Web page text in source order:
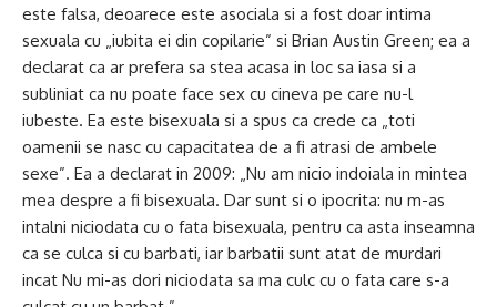
este falsa, deoarece este asociala si a fost doar intima
sexuala cu „iubita ei din copilarie” si Brian Austin Green; ea a
declarat ca ar prefera sa stea acasa in loc sa iasa si a
subliniat ca nu poate face sex cu cineva pe care nu-l
iubeste. Ea este bisexuala si a spus ca crede ca „toti
oamenii se nasc cu capacitatea de a fi atrasi de ambele
sexe”. Ea a declarat in 2009: „Nu am nicio indoiala in mintea
mea despre a fi bisexuala. Dar sunt si o ipocrita: nu m-as
intalni niciodata cu o fata bisexuala, pentru ca asta inseamna
ca se culca si cu barbati, iar barbatii sunt atat de murdari
incat Nu mi-as dori niciodata sa ma culc cu o fata care s-a